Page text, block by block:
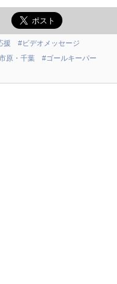
援
#ビデオメッセージ
原・千葉
#ゴールキーパー